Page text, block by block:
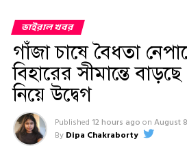
ভাইরাল খবর
গাঁজা চাষে বৈধতা
বিহারের সীমান্তে
নিয়ে উদ্বেগ
Published 12 hours ago on August
By Dipa Chakraborty